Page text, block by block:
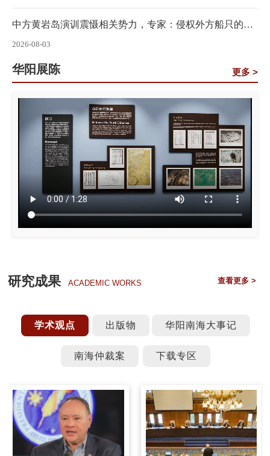
中方黄岩岛演训震慑相关势力，专家：侵权外方船只的能
力水平不及演训中“蓝方”
2026-08-03
华阳展陈 更多 >
研究成果 ACADEMIC WORKS 查看更多 >
学术观点 出版物 华阳南海大事记
南海仲裁案 下载专区